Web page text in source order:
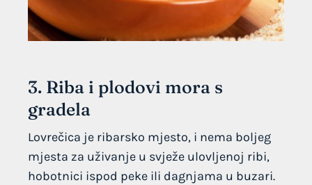
3. Riba i plodovi mora s
gradela
Lovrečica je ribarsko mjesto, i nema boljeg
mjesta za uživanje u svježe ulovljenoj ribi,
hobotnici ispod peke ili dagnjama u buzari.